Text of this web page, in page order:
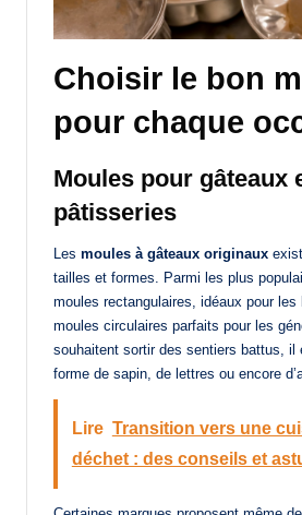
Choisir le bon
pour chaque
Moules pour gâteaux
pâtisseries
Les moules à gâteaux originaux
tailles et formes. Parmi les plus
moules rectangulaires, idéaux pour les
moules circulaires parfaits pour les
souhaitent sortir des sentiers battus, il
forme de sapin, de lettres ou encore
Lire Transition vers une
déchet : des conseils et